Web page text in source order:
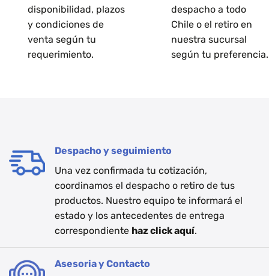
disponibilidad, plazos
y condiciones de
venta según tu
requerimiento.
despacho a todo
Chile o el retiro en
nuestra sucursal
según tu preferencia.
Despacho y seguimiento
Una vez confirmada tu cotización,
coordinamos el despacho o retiro de tus
productos. Nuestro equipo te informará el
estado y los antecedentes de entrega
correspondiente haz click aquí.
Asesoria y Contacto